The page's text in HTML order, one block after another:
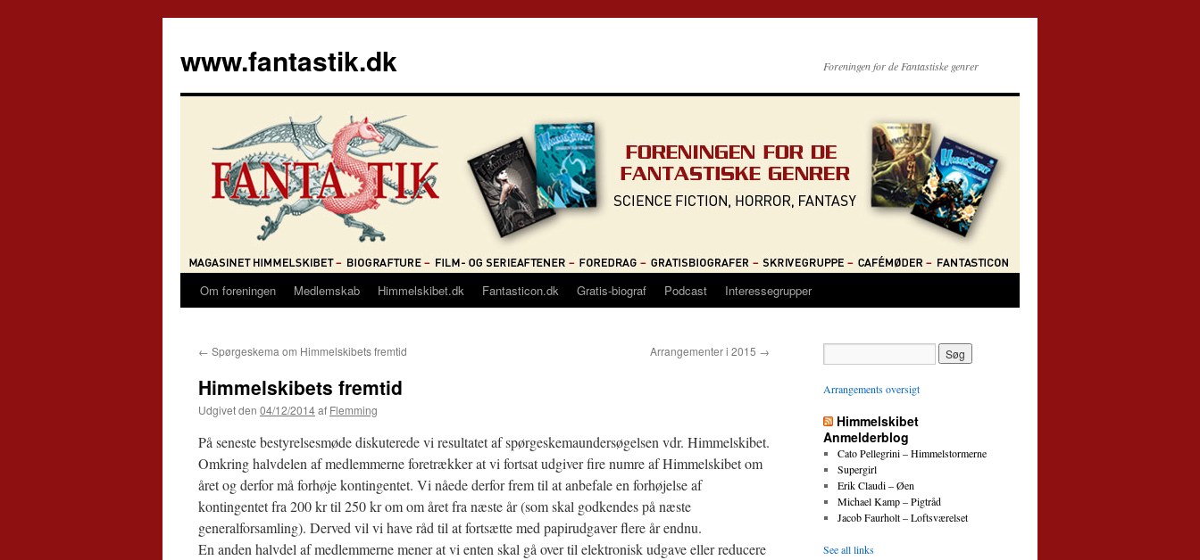
indhold
www.fantastik.dk Foreningen for de Fantastiske genrer
Om foreningen Medlemskab Himmelskibet.dk Fantasticon.dk Gratis-biograf Podcast Interessegrupper
← Spørgeskema om Himmelskibets fremtid Arrangementer i 2015 →
Himmelskibets fremtid
Udgivet den 04/12/2014af Flemming
På seneste bestyrelsesmøde diskuterede vi resultatet af spørgeskemaundersøgelsen vdr. Himmelskibet.
Omkring halvdelen af medlemmerne foretrækker at vi fortsat udgiver fire numre af Himmelskibet om
året og derfor må forhøje kontingentet. Vi nåede derfor frem til at anbefale en forhøjelse af
kontingentet fra 200 kr til 250 kr om om året fra næste år (som skal godkendes på næste
generalforsamling). Derved vil vi have råd til at fortsætte med papirudgaver flere år endnu.
En anden halvdel af medlemmerne mener at vi enten skal gå over til elektronisk udgave eller reducere
Arrangements oversigt
Himmelskibet
Anmelderblog
Cato Pellegrini – Himmelstormerne
Supergirl
Erik Claudi – Øen
Michael Kamp – Pigtråd
Jacob Faurholt – Loftsværelset
See all links